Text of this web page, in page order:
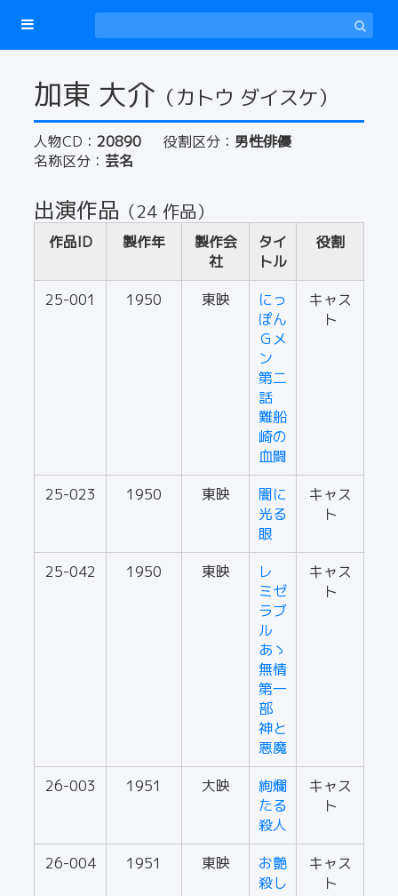
加東 大介 （カトウ ダイスケ）
人物CD： 20890 役割区分： 男性俳優
名称区分： 芸名
出演作品 （24 作品）
作品ID 製作年
製作会
社
タイ
トル
役割
25-001 1950 東映
にっ
ぽん
Ｇメ
ン
第二
話
難船
崎の
血闘
キャス
ト
25-023 1950 東映
闇に
光る
眼
キャス
ト
25-042 1950 東映
レ
ミゼ
ラブ
ル
あゝ
無情
第一
部
神と
悪魔
キャス
ト
26-003 1951 大映
絢爛
たる
殺人
キャス
ト
26-004 1951 東映
お艶
殺し
キャス
ト